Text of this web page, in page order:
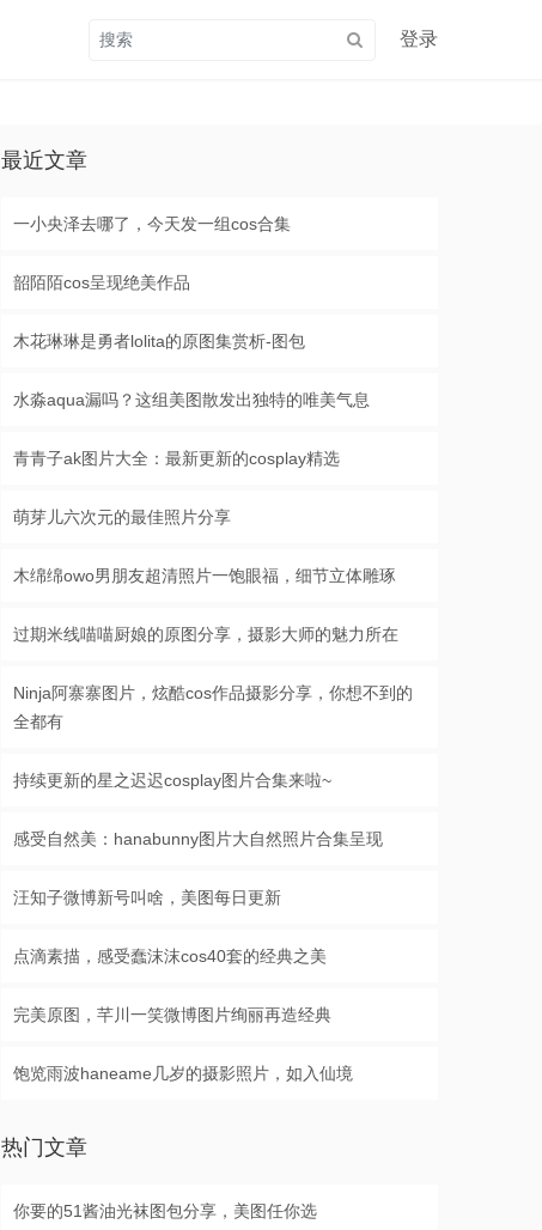
登录
最近文章
一小央泽去哪了，今天发一组cos合集
韶陌陌cos呈现绝美作品
木花琳琳是勇者lolita的原图集赏析-图包
水淼aqua漏吗？这组美图散发出独特的唯美气息
青青子ak图片大全：最新更新的cosplay精选
萌芽儿六次元的最佳照片分享
木绵绵owo男朋友超清照片一饱眼福，细节立体雕琢
过期米线喵喵厨娘的原图分享，摄影大师的魅力所在
Ninja阿寨寨图片，炫酷cos作品摄影分享，你想不到的
全都有
持续更新的星之迟迟cosplay图片合集来啦~
感受自然美：hanabunny图片大自然照片合集呈现
汪知子微博新号叫啥，美图每日更新
点滴素描，感受蠢沫沫cos40套的经典之美
完美原图，芊川一笑微博图片绚丽再造经典
饱览雨波haneame几岁的摄影照片，如入仙境
热门文章
你要的51酱油光袜图包分享，美图任你选